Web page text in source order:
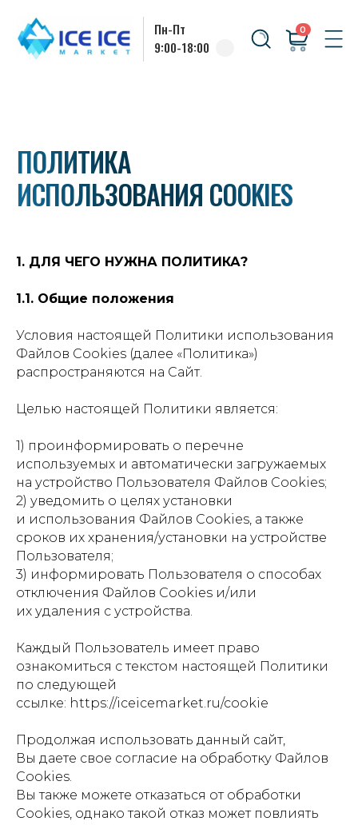
9:00-18:00
1. ДЛЯ ЧЕГО НУЖНА ПОЛИТИКА?
1.1. Общие положения
Условия настоящей Политики использования
Файлов Cookies (далее «Политика»)
распространяются на Сайт.
Целью настоящей Политики является:
1) проинформировать о перечне
используемых и автоматически загружаемых
на устройство Пользователя Файлов Cookies;
2) уведомить о целях установки
и использования Файлов Cookies, а также
сроков их хранения/установки на устройстве
Пользователя;
3) информировать Пользователя о способах
отключения Файлов Cookies и/или
их удаления с устройства.
Каждый Пользователь имеет право
ознакомиться с текстом настоящей Политики
по следующей
ссылке: https://iceicemarket.ru/cookie
Продолжая использовать данный сайт,
Вы даете свое согласие на обработку Файлов
Cookies.
Вы также можете отказаться от обработки
Cookies, однако такой отказ может повлиять